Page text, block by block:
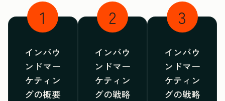
1
インバウ
ンドマー
ケティン
グの概要
2
インバウ
ンドマー
ケティン
グの戦略
3
インバウ
ンドマー
ケティン
グの戦略